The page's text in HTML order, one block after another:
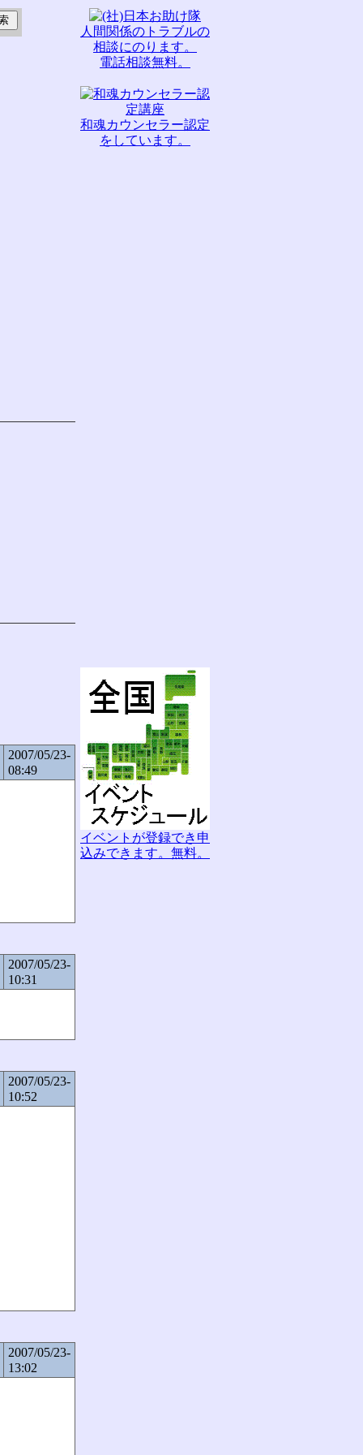
2007/05/23-
08:49
2007/05/23-
10:31
2007/05/23-
10:52
2007/05/23-
13:02
人間関係のトラブルの
相談にのります。
電話相談無料。
和魂カウンセラー認定
をしています。
イベントが登録でき申
込みできます。無料。